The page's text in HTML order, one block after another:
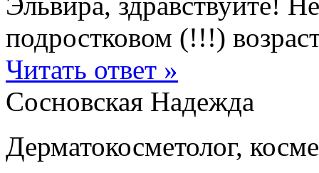
подростковом (!!!)
Читать ответ »
Сосновская Надежда
Дерматокосметолог,